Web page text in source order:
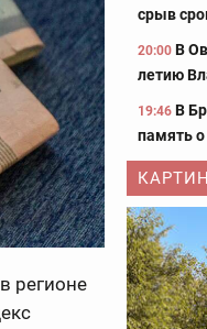
регионе
срыв
20:00 В
летию
19:46 В
память о